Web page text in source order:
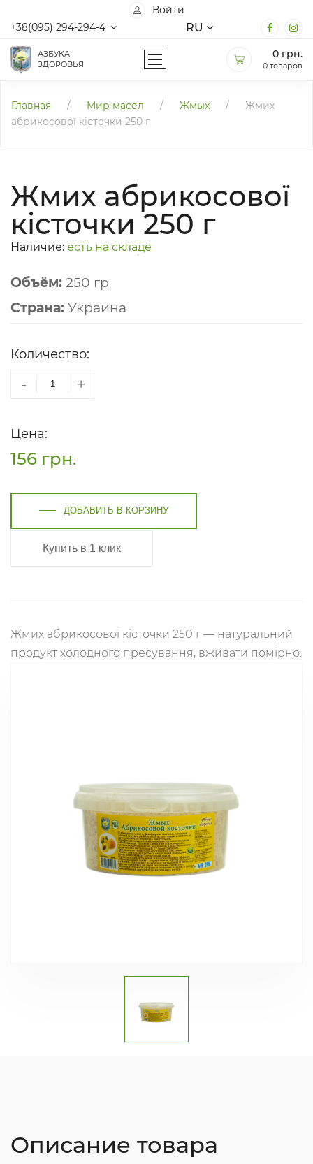
Войти
+38(095) 294-294-4
RU
АЗБУКА
ЗДОРОВЬЯ
0 грн.
0 товаров
Главная / Мир масел / Жмых /
Жмих
абрикосової кісточки 250 г
Жмих абрикосової
кісточки 250 г
Наличие: есть на складе
Объём: 250 гр
Страна: Украина
Количество:
- +
Цена:
156 грн.
ДОБАВИТЬ В КОРЗИНУ
Купить в 1 клик
Жмих абрикосової кісточки 250 г — натуральний
продукт холодного пресування, вживати помірно.
Описание товара